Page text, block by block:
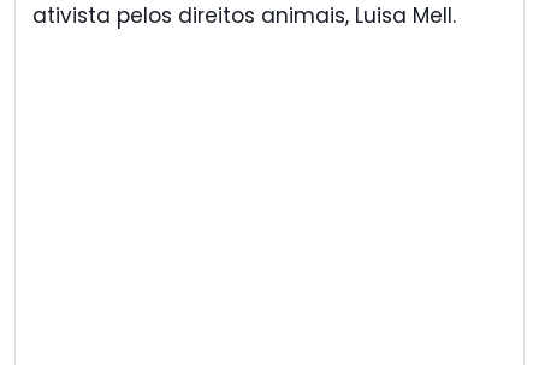
ativista pelos direitos animais, Luisa Mell.